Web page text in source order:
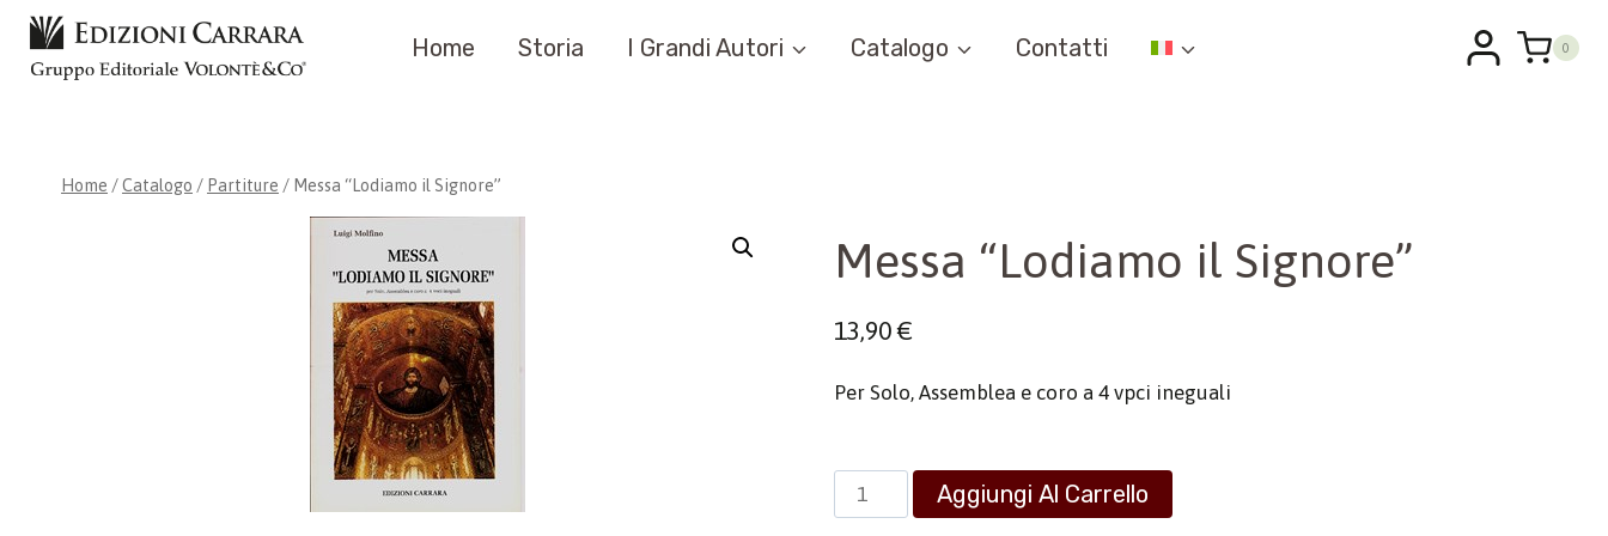
Salta
contenuto
Home Storia I Grandi Autori Catalogo Contatti 0
Home /Catalogo / Partiture / Messa “Lodiamo il Signore”
Messa “Lodiamo il Signore”
13,90€
Per Solo, Assemblea e coro a 4 vpci ineguali
Messa
"Lodiamo
Aggiungi Al Carrello